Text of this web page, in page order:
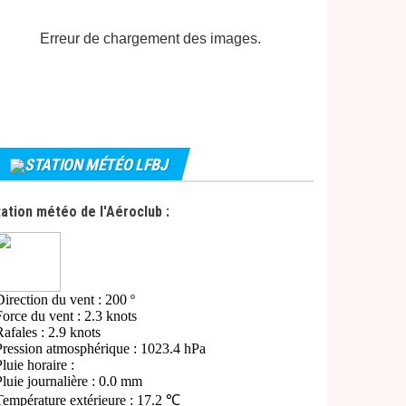
Erreur de chargement des images.
STATION MÉTÉO LFBJ
météo de l'Aéroclub :